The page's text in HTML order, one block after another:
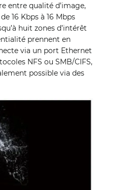
entre qualité d’image,
16 Kbps à 16 Mbps
huit zones d’intérêt
prennent en
via un port Ethernet
NFS ou SMB/CIFS,
possible via des